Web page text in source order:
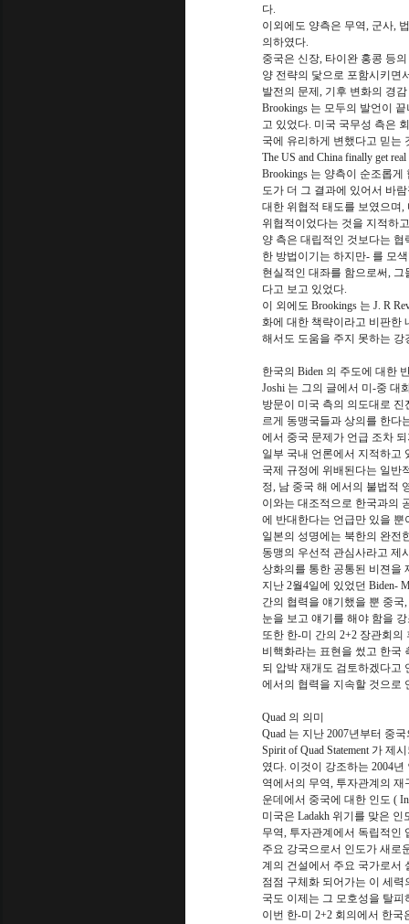
다.
이외에도 양측은 무역, 군사,
의하였다.
중국은 신장, 타이완 홍콩 등
양 전략의 닻으로 포함시키면
발전의 문제, 기후 변화의 경
Brookings 는 모두의 발언이
고 있었다. 미국 국무성 측은
국에 유리하게 변했다고 믿는
The US and China finally get
Brookings 는 양측이 순조롭
도가 더 그 결과에 있어서 바
대한 위협적 태도를 보였으며
위협적이었다는 것을 지적하
양 측은 대립적인 것보다는 협
한 방법이기는 하지만- 를 모
현실적인 대좌를 함으로써,
다고 보고 있었다.
이 외에도 Brookings 는 J. R
화에 대한 책략이라고 비판한
해서도 도움을 주지 못하는
한국의 Biden 의 주도에 대한
Joshi 는 그의 글에서 미-중 대
방문이 미국 측의 의도대로 진
르게 동맹국들과 상의를 한다
에서 중국 문제가 언급 조차
일부 국내 언론에서 지적하고
국제 규정에 위배된다는 일반
정, 남 중국 해 에서의 불법적
이와는 대조적으로 한국과의
에 반대한다는 언급만 있을 뿐
일본의 성명에는 북한의 완전
동맹의 우선적 관심사라고 제
상화의를 통한 공통된 비젼을
지난 2월4일에 있었던 Biden-
간의 협력을 얘기했을 뿐 중
눈을 보고 얘기를 해야 함을
또한 한-미 간의 2+2 장관회
비핵화라는 표현을 썼고 한국
되 압박 재개도 검토하겠다고
에서의 협력을 지속할 것으로
Quad 의 의미
Quad 는 지난 2007년부터 중
Spirit of Quad Statement 가
였다. 이것이 강조하는 2004
역에서의 무역, 투자관계의
운데에서 중국에 대한 인도 (
미국은 Ladakh 위기를 맞은
무역, 투자관계에서 독립적인
주요 강국으로서 인도가 새로
계의 건설에서 주요 국가로서
점점 구체화 되어가는 이 세
국도 이제는 그 모호성을 탈
이번 한-미 2+2 회의에서 한국